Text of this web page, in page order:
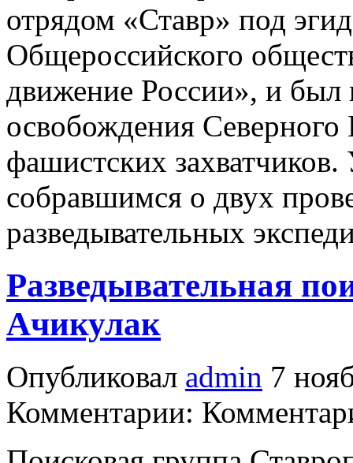
отрядом «Ставр» под
Общероссийского
движение России», и
освобождения Северного
фашистских
собравшимся о двух
разведывательных
Разведывательная
Ачикулак
Опубликовал admin 7
Комментарии: